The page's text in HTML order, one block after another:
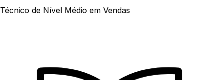
Técnico de Nível Médio em Vendas